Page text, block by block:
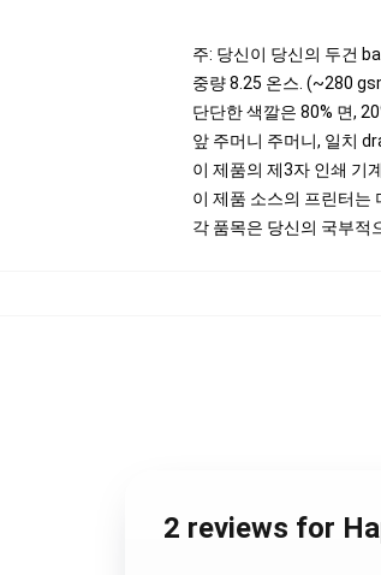
주: 당신이 당신의 두건
중량 8.25 온스. (~280
단단한 색깔은 80% 면,
앞 주머니 주머니, 일치
이 제품의 제3자 인쇄 기
이 제품 소스의 프린터는
각 품목은 당신의 국부적
2 reviews for